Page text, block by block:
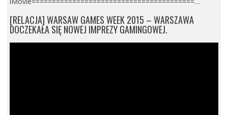
[RELACJA] WARSAW GAMES WEEK 2015 – WARSZAWA
DOCZEKAŁA SIĘ NOWEJ IMPREZY GAMINGOWEJ.